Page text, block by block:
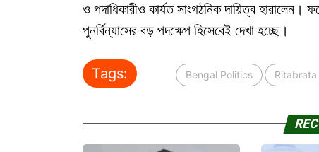
ও পদাধিকারীও কার্যত সাংগঠনিক দায়িত্ব হারালেন।
পুনর্বিন্যাসের বড় পদক্ষেপ হিসেবেই দেখা হচ্ছে।
Tags: Bengal Politics